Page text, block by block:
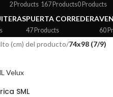
2 Products 167 Products0 Products
PUERTA CORREDERA
47 Products 60
(cm) del producto/74x98 (7/9)
SML